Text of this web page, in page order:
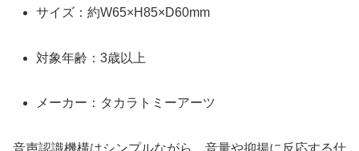
サイズ：約W65×H85×D60mm
対象年齢：3歳以上
メーカー：タカラトミーアーツ